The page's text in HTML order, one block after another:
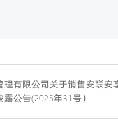
理有限公司关于销售安联安
公告(2025年31号）